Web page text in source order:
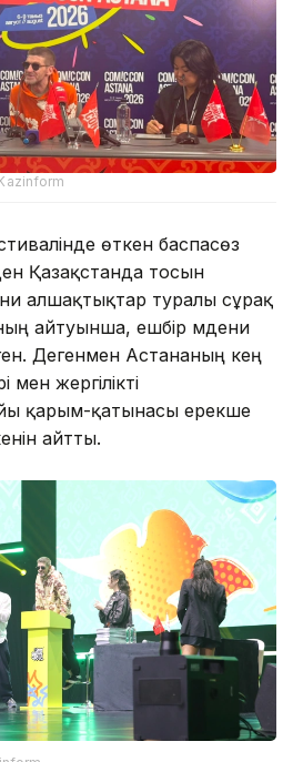
өткен баспасөз
Қазақстанда тосын
алшақтықтар туралы сұрақ
айтуынша, ешбір мәдени
Дегенмен Астананың кең
жергілікті
қарым-қатынасы ерекше
айтты.